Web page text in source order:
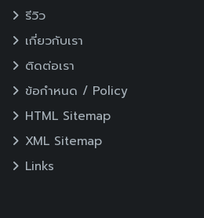
รีวิว
เกี่ยวกับเรา
ติดต่อเรา
ข้อกำหนด / Policy
HTML Sitemap
XML Sitemap
Links